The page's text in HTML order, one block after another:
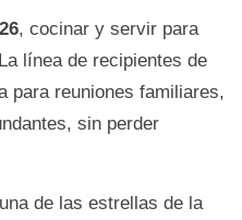
, cocinar y servir para
línea de recipientes de
para reuniones familiares,
sin perder
de las estrellas de la